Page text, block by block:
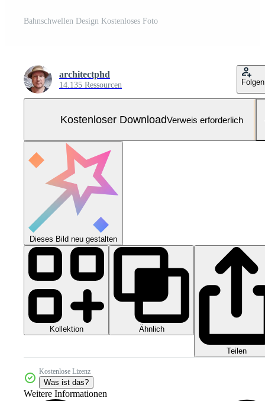
Bahnschwellen Design Kostenloses Foto
architectphd
14.135 Ressourcen Folgen
Kostenloser DownloadVerweis erforderlich
Dieses Bild neu gestalten
Kollektion Ähnlich
Teilen
Kostenlose Lizenz
Was ist das?
Weitere Informationen